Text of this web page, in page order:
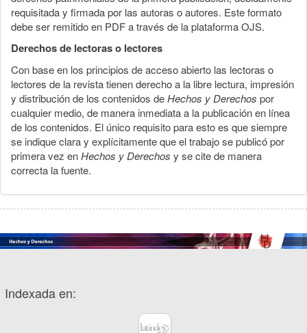
requisitada y firmada por las autoras o autores. Este formato
debe ser remitido en PDF a través de la plataforma OJS.
Derechos de lectoras o lectores
Con base en los principios de acceso abierto las lectoras o
lectores de la revista tienen derecho a la libre lectura, impresión
y distribución de los contenidos deHechos y Derechos por
cualquier medio, de manera inmediata a la publicación en línea
de los contenidos. El único requisito para esto es que siempre
se indique clara y explícitamente que el trabajo se publicó por
primera vez enHechos y Derechos y se cite de manera
correcta la fuente.
Indexada en: